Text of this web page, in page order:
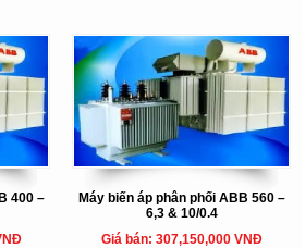
400 –
Máy biến áp phân phối ABB 560 –
6,3 & 10/0.4
Giá bán: 307,150,000 VNĐ